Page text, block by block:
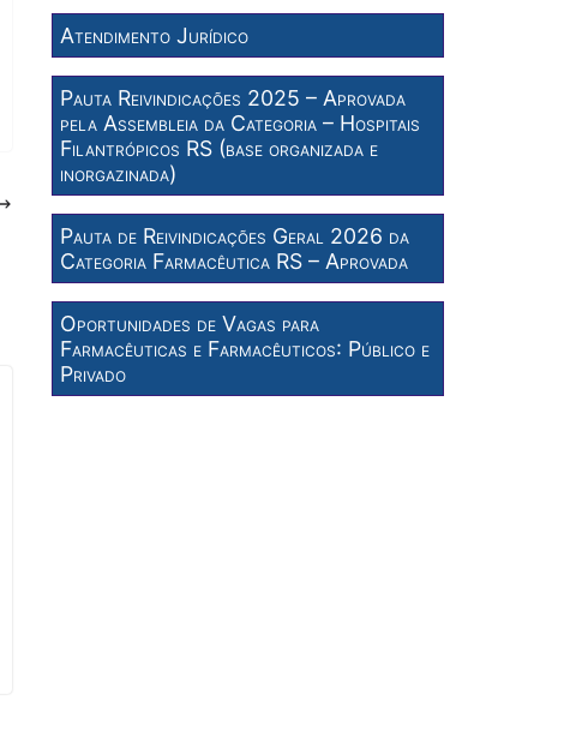
Atendimento Jurídico
Pauta Reivindicações 2025 – Aprovada
pela Assembleia da Categoria – Hospitais
Filantrópicos RS (base organizada e
inorgazinada)
Pauta de Reivindicações Geral 2026 da
Categoria Farmacêutica RS – Aprovada
Oportunidades de Vagas para
Farmacêuticas e Farmacêuticos: Público e
Privado